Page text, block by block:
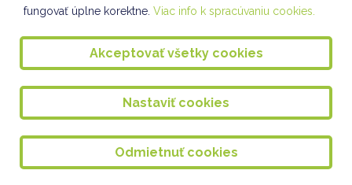
SEPAROVANIE VII. oddelenie ŠKD
ZIMNÁ MINIAKADÉMIA V ŠKD
Badminton dievčat
Sebarozvoj a svet práce VII. oddelenie ŠKD
VIANOČNÝ FLORBAL 16.12.2024
fungovať úplne korektne. Viac info k spracúvaniu cookies.
Akceptovať všetky cookies
Nastaviť cookies
Odmietnuť cookies